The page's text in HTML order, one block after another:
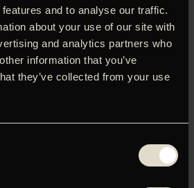
and to analyse our traffic.
about your use of our site with
and analytics partners who
information that you’ve
they’ve collected from your use
af talk med Naja Marie Aidt
Le Fanus ret så fremragende
forfatter Naja Marie Aidt tale om